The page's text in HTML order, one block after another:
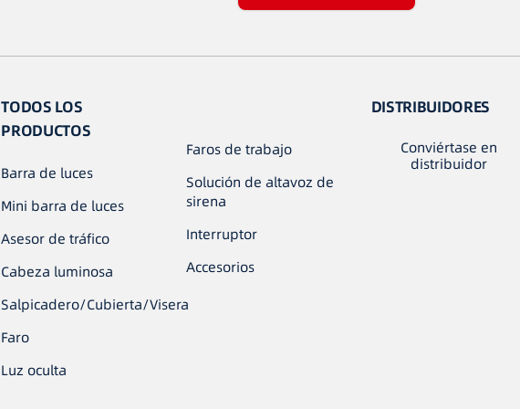
TODOS LOS
PRODUCTOS
Barra de luces
Mini barra de luces
Asesor de tráfico
Cabeza luminosa
Salpicadero/Cubierta/Visera
Faro
Luz oculta
Faros de trabajo
Solución de altavoz de
sirena
Interruptor
Accesorios
DISTRIBUIDORES
Conviértase en
distribuidor